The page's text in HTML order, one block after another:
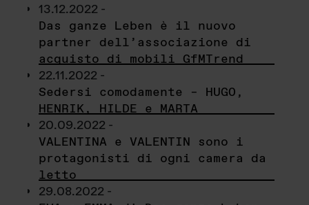
13.12.2022 -
Das ganze Leben è il nuovo
partner dell’associazione di
acquisto di mobili GfMTrend
22.11.2022 -
Sedersi comodamente – HUGO,
HENRIK, HILDE e MARTA
20.09.2022 -
VALENTINA e VALENTIN sono i
protagonisti di ogni camera da
letto
29.08.2022 -